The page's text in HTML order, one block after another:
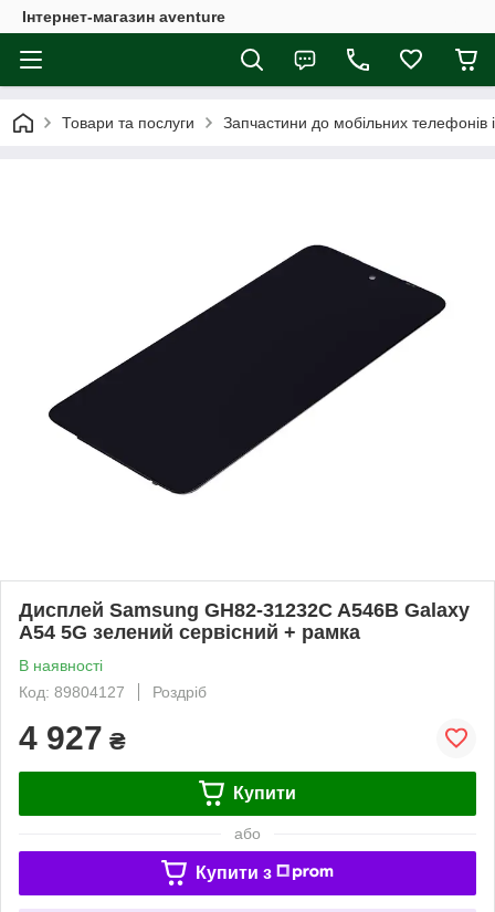
Інтернет-магазин aventure
Товари та послуги Запчастини до мобільних телефонів
Дисплей Samsung GH82-31232C A546B Galaxy
A54 5G зелений сервісний + рамка
В наявності
Код: 89804127
Роздріб
4 927 ₴
Купити
або
Купити з